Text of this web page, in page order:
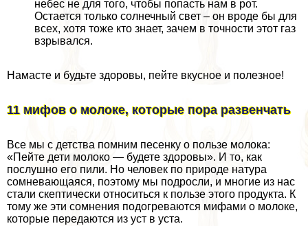
небес не для того, чтобы попасть нам в рот.
Остается только солнечный свет – он вроде бы для
всех, хотя тоже кто знает, зачем в точности этот газ
взрывался.
Намасте и будьте здоровы, пейте вкусное и полезное!
11 мифов о молоке, которые пора развенчать
Все мы с детства помним песенку о пользе молока:
«Пейте дети молоко — будете здоровы». И то, как
послушно его пили. Но человек по природе натура
сомневающаяся, поэтому мы подросли, и многие из нас
стали скептически относиться к пользе этого продукта. К
тому же эти сомнения подогреваются мифами о молоке,
которые передаются из уст в уста.